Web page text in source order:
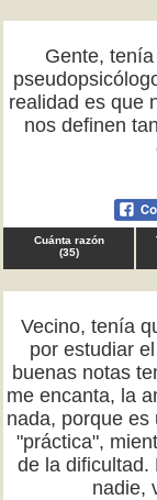
Gente,
realidad es que
nos definen
Cuánta razón
(35)
Vecino, tenía
por estudiar
buenas notas
me encanta, la
nada, porque es
"práctica",
de la dificultad.
nadie,